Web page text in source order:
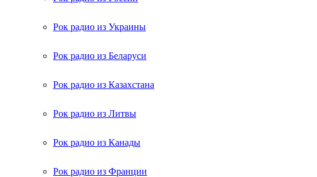
Рок радио из Украины
Рок радио из Беларуси
Рок радио из Казахстана
Рок радио из Литвы
Рок радио из Канады
Рок радио из Франции